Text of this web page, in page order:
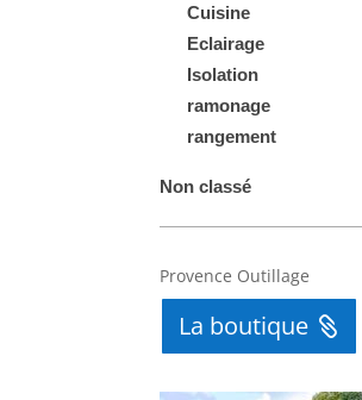
Cuisine
Eclairage
Isolation
ramonage
rangement
Non classé
Categories
Menu
Provence Outillage
La boutique